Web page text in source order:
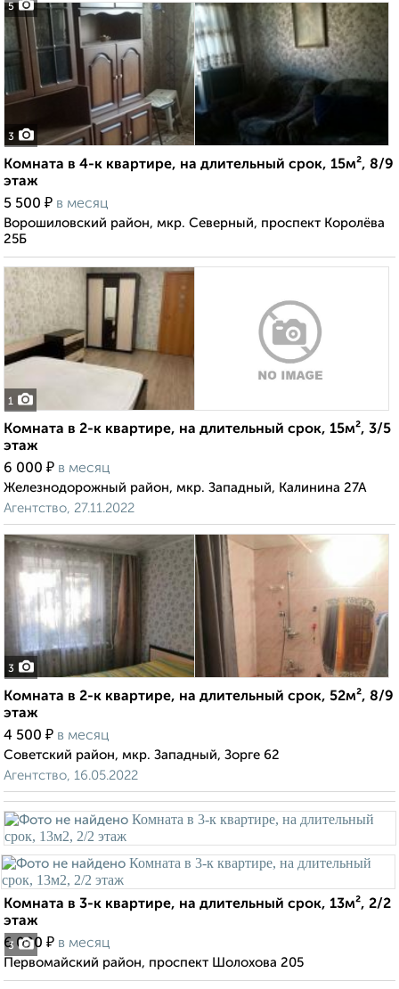
5
3
Комната в 4-к квартире, на длительный срок, 15м², 8/9
этаж
5 500 ₽ в месяц
Ворошиловский район, мкр. Северный, проспект Королёва
25Б
1
Комната в 2-к квартире, на длительный срок, 15м², 3/5
этаж
6 000 ₽ в месяц
Железнодорожный район, мкр. Западный, Калинина 27А
Агентство, 27.11.2022
3
Комната в 2-к квартире, на длительный срок, 52м², 8/9
этаж
4 500 ₽ в месяц
Советский район, мкр. Западный, Зорге 62
Агентство, 16.05.2022
3
Комната в 3-к квартире, на длительный срок, 13м², 2/2
этаж
6 000 ₽ в месяц
Первомайский район, проспект Шолохова 205